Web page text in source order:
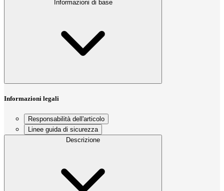
Informazioni di base
Informazioni legali
Responsabilità dell'articolo
Linee guida di sicurezza
Descrizione